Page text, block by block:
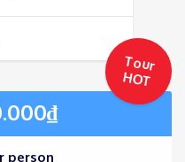
₫
person
Tour
HO
T